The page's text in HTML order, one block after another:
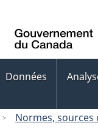
Données
Normes, sources